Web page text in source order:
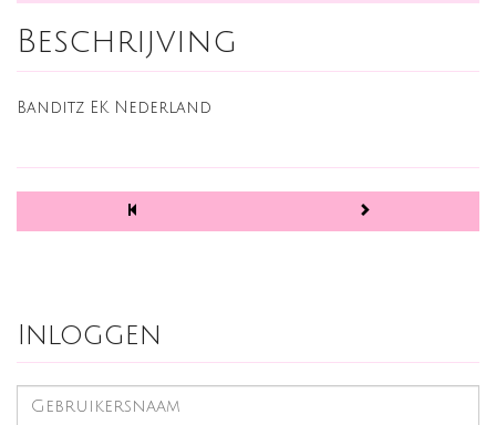
Beschrijving
Banditz EK Nederland
Inloggen